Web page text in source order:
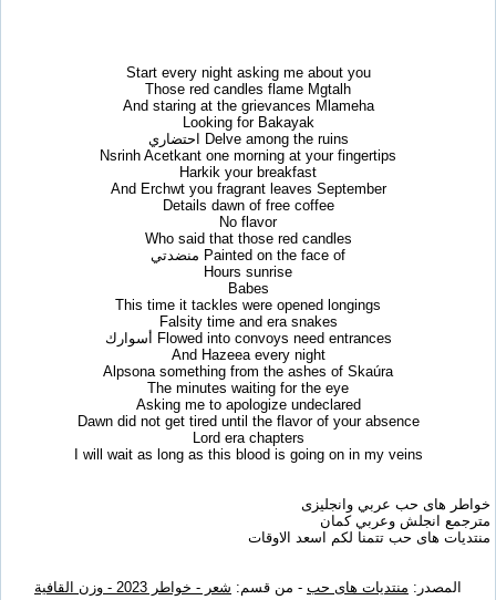
Start every night asking me about you
Those red candles flame Mgtalh
And staring at the grievances Mlameha
Looking for Bakayak
Delve among the ruins احتضاري
Nsrinh Acetkant one morning at your fingertips
Harkik your breakfast
And Erchwt you fragrant leaves September
Details dawn of free coffee
No flavor
Who said that those red candles
Painted on the face of منضدتي
Hours sunrise
Babes
This time it tackles were opened longings
Falsity time and era snakes
Flowed into convoys need entrances أسوارك
And Hazeea every night
Alpsona something from the ashes of Skaúra
The minutes waiting for the eye
Asking me to apologize undeclared
Dawn did not get tired until the flavor of your absence
Lord era chapters
I will wait as long as this blood is going on in my veins
خواطر هاى حب عربي وانجليزى
مترجمع انجلش وعربي كمان
منتديات هاى حب تتمنا لكم اسعد الاوقات
المصدر: منتديات هاى حب - من قسم: شعر - خواطر 2023 - وزن القافية